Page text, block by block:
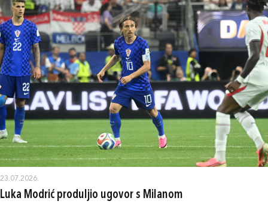
23.07.2026.
Luka Modrić produljio ugovor s Milanom